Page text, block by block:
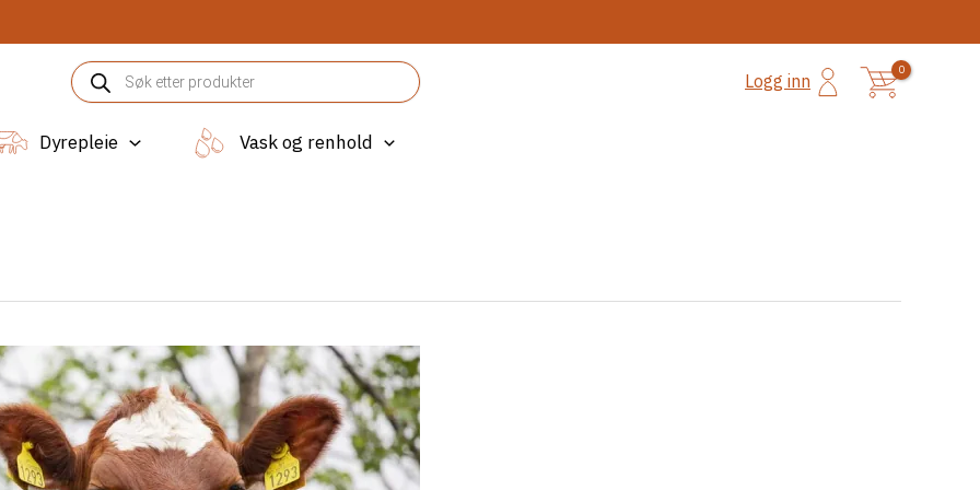
Products
search
Dyrepleie Vask og renhold